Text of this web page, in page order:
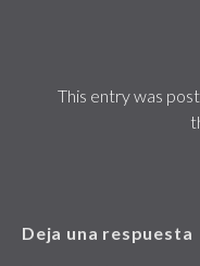
This entry was
Deja una respuesta